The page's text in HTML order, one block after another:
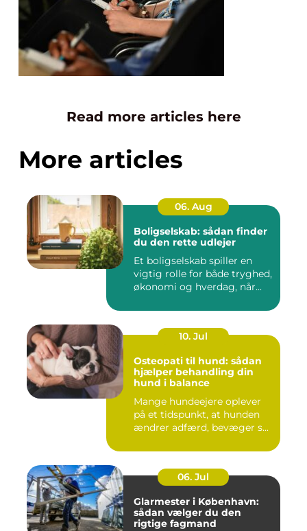
Read more articles here
More articles
06. Aug
Boligselskab: sådan finder
du den rette udlejer
Et boligselskab spiller en
vigtig rolle for både tryghed,
økonomi og hverdag, når...
10. Jul
Osteopati til hund: sådan
hjælper behandling din
hund i balance
Mange hundeejere oplever
på et tidspunkt, at hunden
ændrer adfærd, bevæger s...
06. Jul
Glarmester i København:
sådan vælger du den
rigtige fagmand